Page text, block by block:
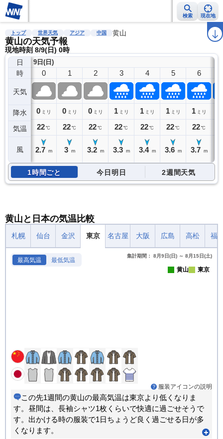
検索 現在地
雨雲レーダー 台風情報 地震情報 ラ
トップ 世界天気 アジア 中国 黄山
黄山の天気予報
現地時刻 8/9(日) 0時
日
時
天気
降水
気温
風
9日(日)
0
0 ミリ
22℃
2.7 m
1
0 ミリ
22℃
3 m
2
0 ミリ
22℃
3.2 m
3
1 ミリ
22℃
3.3 m
4
1 ミリ
22℃
3.4 m
5
1 ミリ
22℃
3.6 m
6
1 ミリ
22℃
3.7 m
1時間ごと 今日明日 2週間天気
黄山と日本の気温比較
札幌 仙台 金沢 東京 名古屋 大阪 広島 高松 福
最高気温 最低気温
集計期間： 8月9日(日) ～ 8月15日(土)
黄山 東京
服装アイコンの説明
この先1週間の黄山の最高気温は東京より低くなりま
す。昼間は、長袖シャツ1枚くらいで快適に過ごせそうで
す。出かける時の服装で1日ちょうど良く過ごせる日が多
くなります。